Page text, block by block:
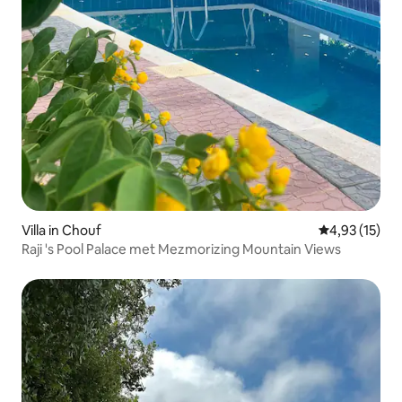
Villa in Chouf Gemiddelde
4,93 (15)
Raji 's Pool Palace met Mezmorizing Mountain Views